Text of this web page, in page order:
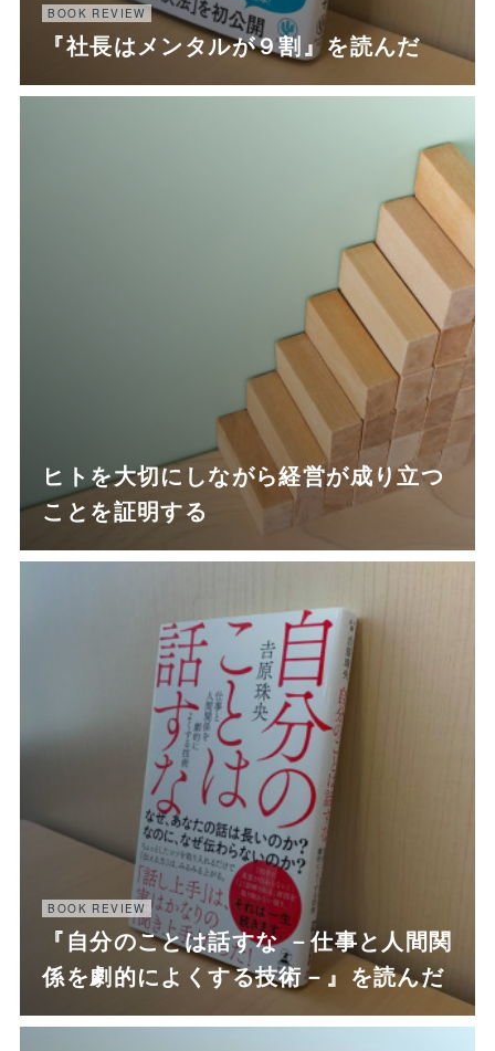
BOOK REVIEW
『社長はメンタルが９割』を読んだ
ヒトを大切にしながら経営が成り立つ
ことを証明する
BOOK REVIEW
『自分のことは話すな －仕事と人間関
係を劇的によくする技術－』を読んだ